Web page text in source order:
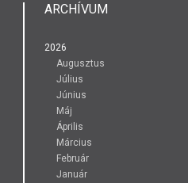
ARCHÍVUM
2026
Augusztus
Július
Június
Máj
Április
Március
Február
Január